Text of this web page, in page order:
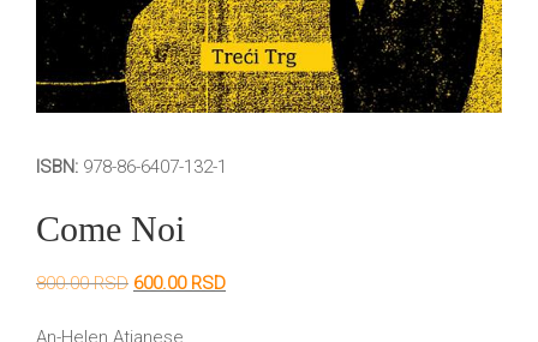
A5
Hommage
Portreti
Pro/za
KNJIŽARA
TREĆE
ISBN: 978-86-6407-132-1
Come Noi
800.00RSD Originalna
600.00 RSDTrenutna
An-Helen Atianese